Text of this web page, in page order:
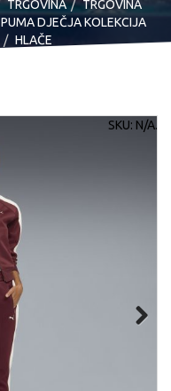
TRGOVINA
TRGOVINA
PUMA DJEČJA KOLEKCIJA
HLAČE
SKU: N/A.